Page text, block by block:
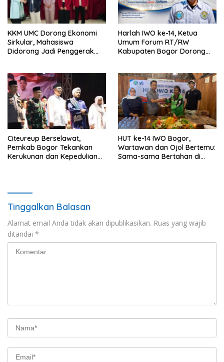
KKM UMC Dorong Ekonomi
Sirkular, Mahasiswa
Didorong Jadi Penggerak
Harlah IWO ke-14, Ketua
Umum Forum RT/RW
Kabupaten Bogor Dorong
Citeureup Berselawat,
Pemkab Bogor Tekankan
Kerukunan dan Kepedulian
HUT ke-14 IWO Bogor,
Wartawan dan Ojol Bertemu:
Sama-sama Bertahan di
Tinggalkan Balasan
Alamat email Anda tidak akan dipublikasikan. Ruas yang wajib
ditandai *